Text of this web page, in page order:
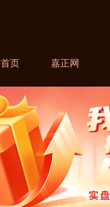
首页 嘉正网